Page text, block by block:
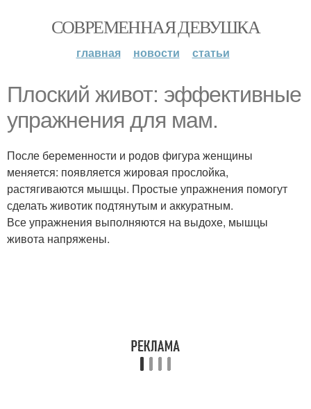
СОВРЕМЕННАЯ ДЕВУШКА
главная новости статьи
Плоский живот: эффективные
упражнения для мам.
После беременности и родов фигура женщины
меняется: появляется жировая прослойка,
растягиваются мышцы. Простые упражнения помогут
сделать животик подтянутым и аккуратным.
Все упражнения выполняются на выдохе, мышцы
живота напряжены.